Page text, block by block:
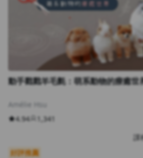
動手戳戳羊毛氈：萌系動物的療癒世
Amélie Hsu
4.94
1,341
課
好評推薦